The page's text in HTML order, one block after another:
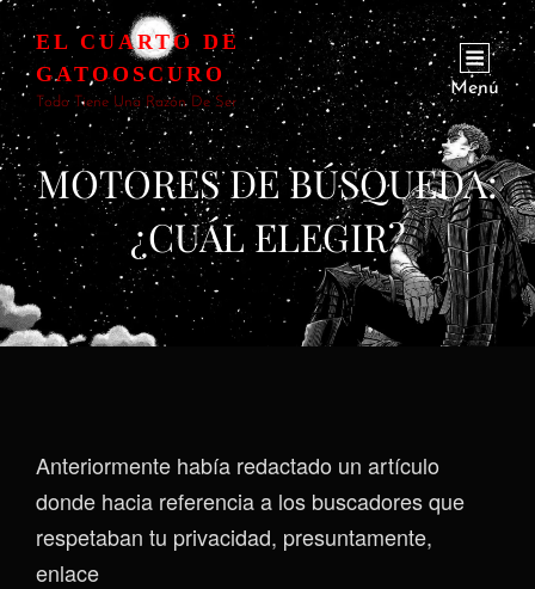
EL CUARTO DE
GATOOSCURO
Todo Tiene Una Razón De Ser
Menú
MOTORES DE BÚSQUEDA:
¿CUÁL ELEGIR?
Anteriormente había redactado un artículo
donde hacia referencia a los buscadores que
respetaban tu privacidad, presuntamente,
enlace